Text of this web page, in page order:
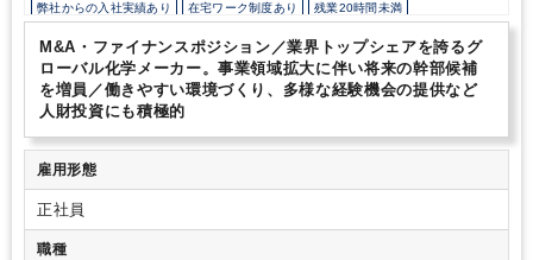
弊社からの入社実績あり 在宅ワーク制度あり 残業20時間未満
駅から徒歩5分以内
上場企業・株式公開企業 女性活躍中 オフィスカジュアルOK
育児・託児支援制度 年間休日120日以上
M&A・ファイナンスポジション／業界トップシェアを誇るグ
ローバル化学メーカー。事業領域拡大に伴い将来の幹部候補
を増員／働きやすい環境づくり、多様な経験機会の提供など
人財投資にも積極的
雇用形態
正社員
職種